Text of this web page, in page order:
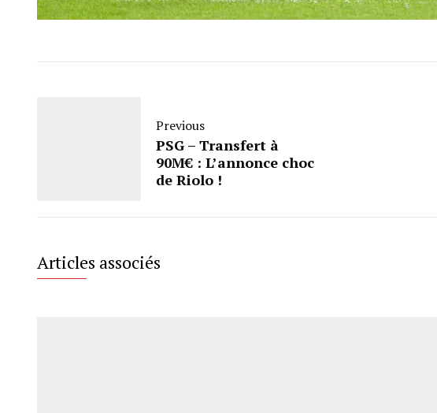
Previous
PSG – Transfert à
90M€ : L’annonce choc
de Riolo !
Articles associés